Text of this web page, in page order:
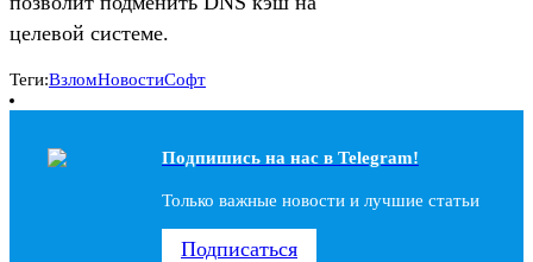
целевой системе.
Теги:ВзломНовостиСофт
Подпишись на наc в Telegram!
Только важные новости и лучшие статьи
Подписаться